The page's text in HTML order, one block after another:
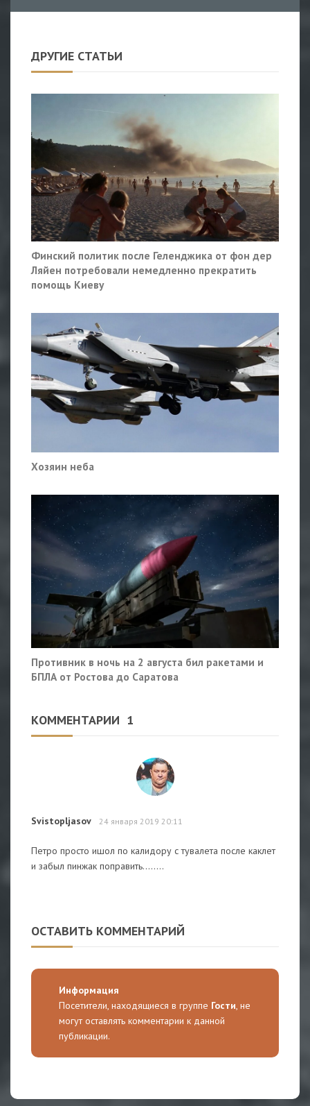
ДРУГИЕ СТАТЬИ
Финский политик после Геленджика от фон дер
Ляйен потребовали немедленно прекратить
помощь Киеву
Хозяин неба
Противник в ночь на 2 августа бил ракетами и
БПЛА от Ростова до Саратова
КОММЕНТАРИИ 1
Svistopljasov 24 января 2019 20:11
Петро просто ишол по калидору с тувалета после каклет
и забыл пинжак поправить........
ОСТАВИТЬ КОММЕНТАРИЙ
Информация
Посетители, находящиеся в группе Гости, не
могут оставлять комментарии к данной
публикации.